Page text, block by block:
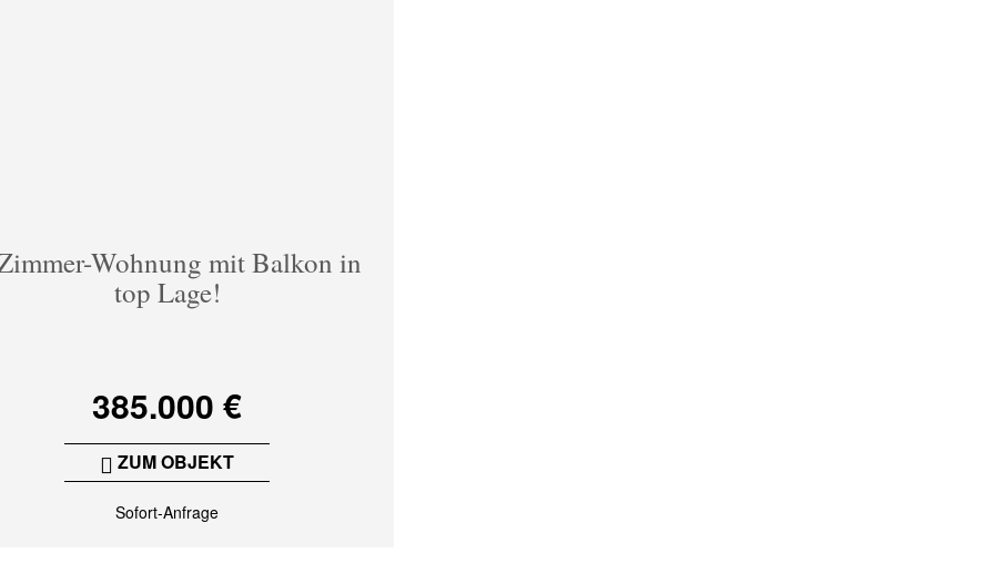
Wohnung mit Balkon in
top Lage!
385.000 €
ZUM OBJEKT
Sofort-Anfrage